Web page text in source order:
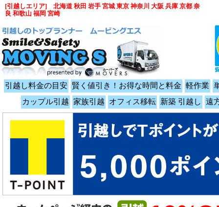
引越し料金の目安 賢く値引き！お得な時間と料金 軽作業
カップル引越 家族引越 オフィス移転 新築 引越し 遠
[引越しエリア] 北海道 秋田 岩手 宮城 東京 神奈川 大阪 兵庫 京都 奈
良 和歌山 福岡 宮崎